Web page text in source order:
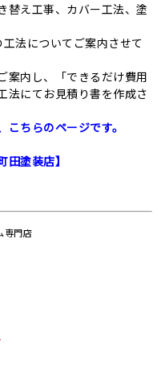
替え工事、カバー工法、塗
法についてご案内させて
案内し、「できるだけ費用
法にてお見積り書を作成さ
こちらのページです。
塗装店】
専門店